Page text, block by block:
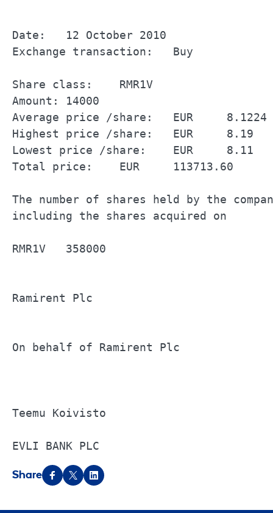
Date:	12 October 2010
Exchange transaction:	Buy
Share class:	RMR1V
Amount:	14000
Average price /share:	EUR	8.1224
Highest price /share:	EUR	8.19
Lowest price /share:	EUR	8.11
Total price:	EUR	113713.60
The number of shares held by the
including the shares acquired on 	12 October 2010
RMR1V	358000
Ramirent Plc
On behalf of Ramirent Plc
Teemu Koivisto
EVLI BANK PLC
Share